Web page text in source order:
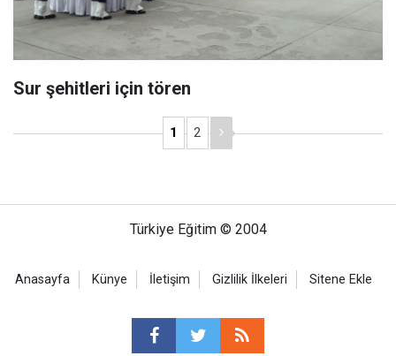
Sur şehitleri için tören
1 2
Türkiye Eğitim © 2004
Anasayfa Künye İletişim Gizlilik İlkeleri Sitene Ekle